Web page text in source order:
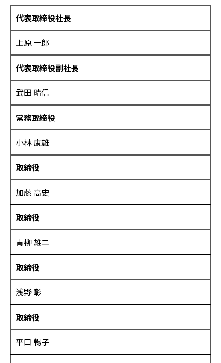
代表取締役社長
上原 一郎
代表取締役副社長
武田 晴信
常務取締役
小林 康雄
取締役
加藤 高史
取締役
青柳 雄二
取締役
浅野 彰
取締役
平口 暢子